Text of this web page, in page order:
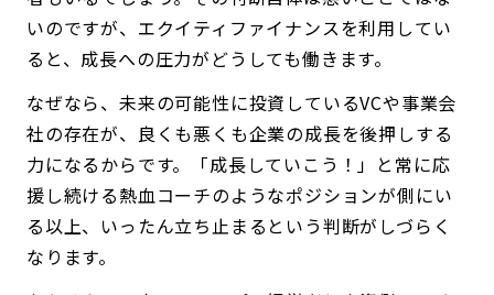
いのですが、エクイティファイナンスを利用してい
ると、成長への圧力がどうしても働きます。
なぜなら、未来の可能性に投資しているVCや事業会
社の存在が、良くも悪くも企業の成長を後押しする
力になるからです。「成長していこう！」と常に応
援し続ける熱血コーチのようなポジションが側にい
る以上、いったん立ち止まるという判断がしづらく
なります。